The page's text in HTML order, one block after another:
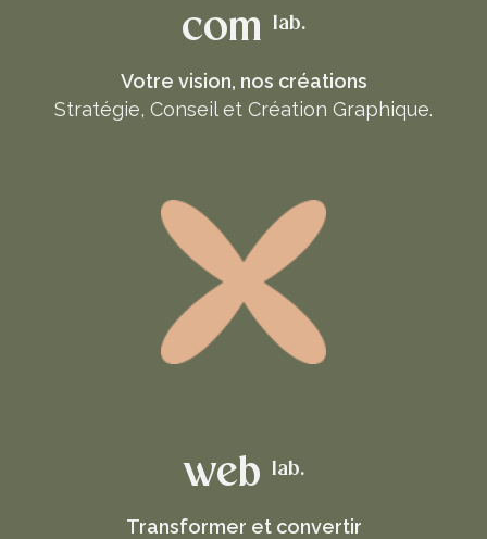
com lab.
Votre vision, nos créations
Stratégie, Conseil et Création Graphique.
web lab.
Transformer et convertir